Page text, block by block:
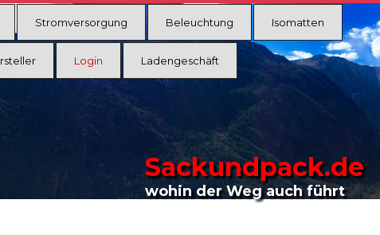
Stromversorgung Beleuchtung Isomatten
Login Ladengeschäft
Sackundpack.de
wohin der Weg auch führt